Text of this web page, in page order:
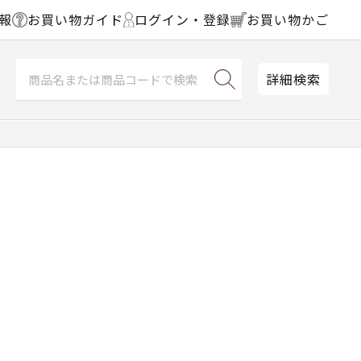
お買い物ガイド ログイン・登録 お買い物かご
詳細検索